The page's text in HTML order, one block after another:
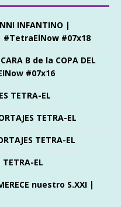
INFANTINO |
| #TetraElNow #07x18
B de la COPA DEL
#07x16
TETRA-EL
TETRA-EL
TETRA-EL
EL
nuestro S.XXI |